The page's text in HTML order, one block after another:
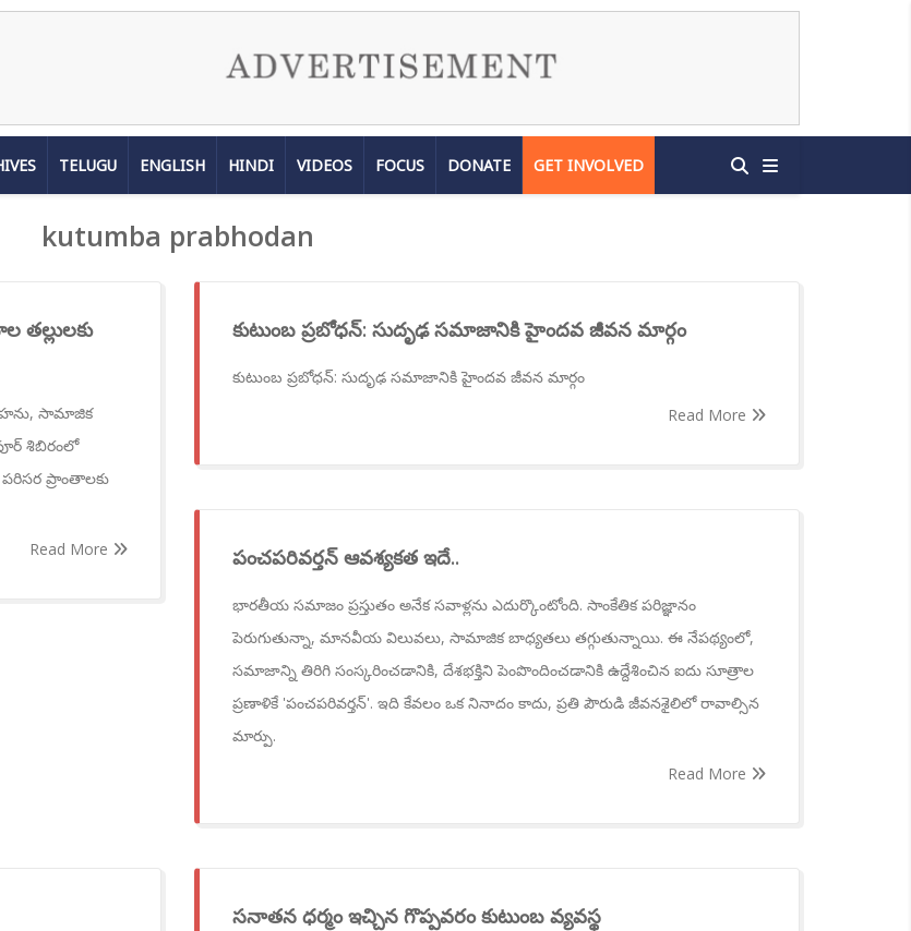
TELUGU ENGLISH HINDI VIDEOS FOCUS DONATE GET INVOLVED
kutumba prabhodan
తల్లులకు
సామాజిక
శిబిరంలో
ప్రాంతాలకు
Read More
కుటుంబ ప్రబోధన్: సుదృఢ సమాజానికి హైందవ జీవన మార్గం
కుటుంబ ప్రబోధన్: సుదృఢ సమాజానికి హైందవ జీవన మార్గం
Read More
పంచపరివర్తన్ ఆవశ్యకత ఇదే..
భారతీయ సమాజం ప్రస్తుతం అనేక సవాళ్లను ఎదుర్కొంటోంది. సాంకేతిక పరిజ్ఞానం
పెరుగుతున్నా, మానవీయ విలువలు, సామాజిక బాధ్యతలు తగ్గుతున్నాయి. ఈ నేపథ్యంలో,
సమాజాన్ని తిరిగి సంస్కరించడానికి, దేశభక్తిని పెంపొందించడానికి ఉద్దేశించిన ఐదు సూత్రాల
ప్రణాళికే 'పంచపరివర్తన్'. ఇది కేవలం ఒక నినాదం కాదు, ప్రతి పౌరుడి జీవనశైలిలో రావాల్సిన
మార్పు.
Read More
సనాతన ధర్మం ఇచ్చిన గొప్పవరం కుటుంబ వ్యవస్థ